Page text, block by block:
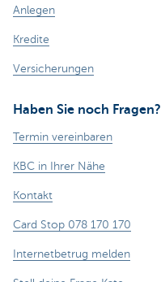
Anlegen
Kredite
Versicherungen
Haben Sie noch Fragen?
Termin vereinbaren
KBC in Ihrer Nähe
Kontakt
Card Stop 078 170 170
Internetbetrug melden